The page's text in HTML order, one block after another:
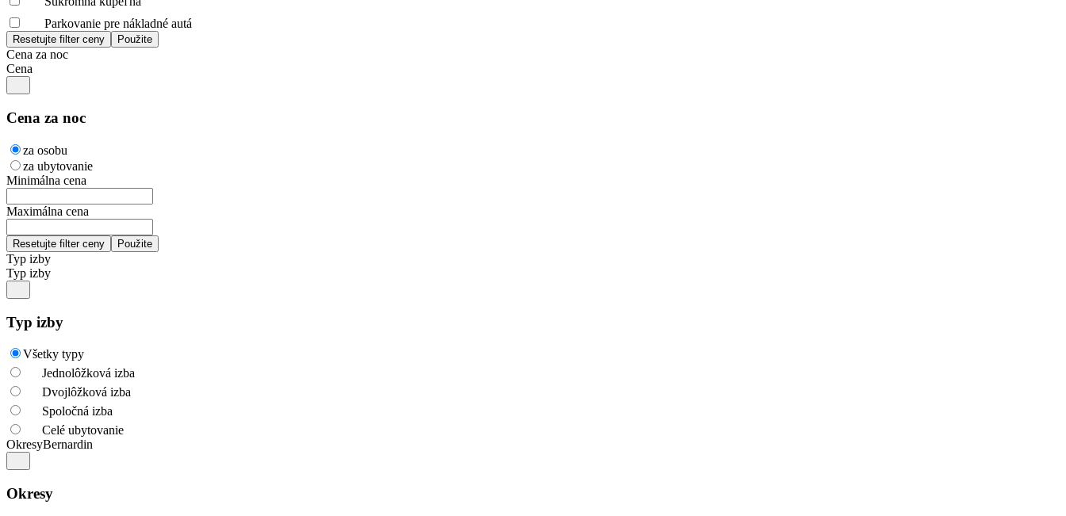
Parkovanie pre nákladné autá
Cena za noc
Cena
Cena za noc
za osobu
za ubytovanie
Minimálna cena
Maximálna cena
Typ izby
Typ izby
Typ izby
Všetky typy
Jednolôžková izba
Dvojlôžková izba
Spoločná izba
Celé ubytovanie
OkresyBernardin
Okresy